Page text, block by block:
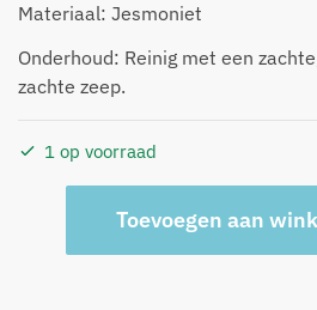
Materiaal: Jesmoniet
Onderhoud: Reinig met een
zachte zeep.
1 op voorraad
Sorbet
Toevoegen aan